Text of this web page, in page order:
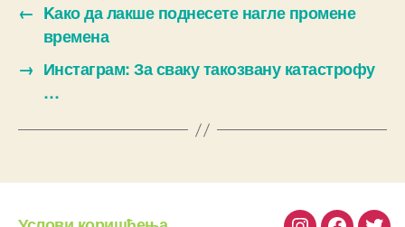
← Kако да лакше поднесете нагле промене
времена
→ Инстаграм: За сваку такозвану катастрофу
…